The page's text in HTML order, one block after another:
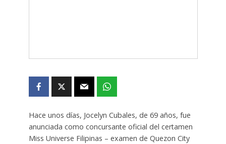
Hace unos días, Jocelyn Cubales, de 69 años, fue
anunciada como concursante oficial del certamen
Miss Universe Filipinas – examen de Quezon City